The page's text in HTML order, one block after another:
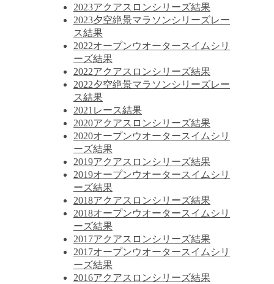
2023アクアスロンシリーズ結果
2023夕空絶景マラソンシリーズレー
ス結果
2022オープンウオータースイムシリ
ーズ結果
2022アクアスロンシリーズ結果
2022夕空絶景マラソンシリーズレー
ス結果
2021レース結果
2020アクアスロンシリーズ結果
2020オープンウオータースイムシリ
ーズ結果
2019アクアスロンシリーズ結果
2019オープンウオータースイムシリ
ーズ結果
2018アクアスロンシリーズ結果
2018オープンウオータースイムシリ
ーズ結果
2017アクアスロンシリーズ結果
2017オープンウオータースイムシリ
ーズ結果
2016アクアスロンシリーズ結果